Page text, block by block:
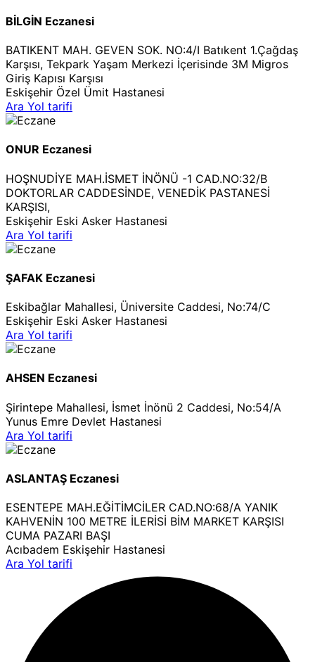
BİLGİN Eczanesi
BATIKENT MAH. GEVEN SOK. NO:4/I Batıkent 1.Çağdaş
Karşısı, Tekpark Yaşam Merkezi İçerisinde 3M Migros
Giriş Kapısı Karşısı
Eskişehir Özel Ümit Hastanesi
Ara Yol tarifi
ONUR Eczanesi
HOŞNUDİYE MAH.İSMET İNÖNÜ -1 CAD.NO:32/B
DOKTORLAR CADDESİNDE, VENEDİK PASTANESİ
KARŞISI,
Eskişehir Eski Asker Hastanesi
Ara Yol tarifi
ŞAFAK Eczanesi
Eskibağlar Mahallesi, Üniversite Caddesi, No:74/C
Eskişehir Eski Asker Hastanesi
Ara Yol tarifi
AHSEN Eczanesi
Şirintepe Mahallesi, İsmet İnönü 2 Caddesi, No:54/A
Yunus Emre Devlet Hastanesi
Ara Yol tarifi
ASLANTAŞ Eczanesi
ESENTEPE MAH.EĞİTİMCİLER CAD.NO:68/A YANIK
KAHVENİN 100 METRE İLERİSİ BİM MARKET KARŞISI
CUMA PAZARI BAŞI
Acıbadem Eskişehir Hastanesi
Ara Yol tarifi